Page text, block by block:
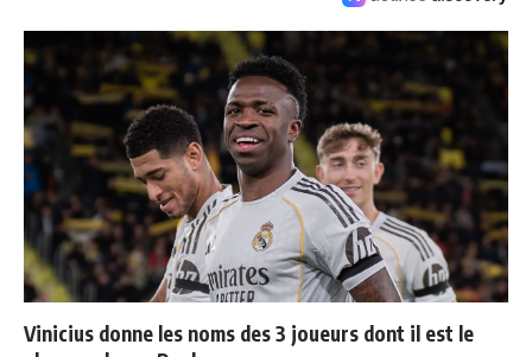
Vinicius donne les noms des 3 joueurs dont il est le